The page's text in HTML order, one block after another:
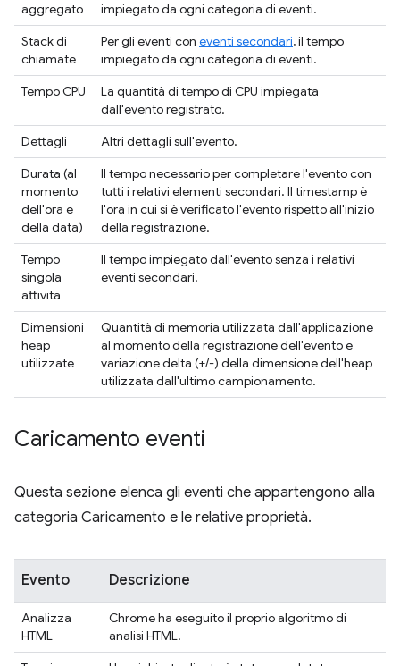
aggregato
impiegato da ogni categoria di eventi.
Stack di
chiamate
Per gli eventi con eventi secondari, il tempo
impiegato da ogni categoria di eventi.
Tempo CPU
La quantità di tempo di CPU impiegata
dall'evento registrato.
Dettagli
Altri dettagli sull'evento.
Durata (al
momento
dell'ora e
della data)
Il tempo necessario per completare l'evento con
tutti i relativi elementi secondari. Il timestamp è
l'ora in cui si è verificato l'evento rispetto all'inizio
della registrazione.
Tempo
singola
attività
Il tempo impiegato dall'evento senza i relativi
eventi secondari.
Dimensioni
heap
utilizzate
Quantità di memoria utilizzata dall'applicazione
al momento della registrazione dell'evento e
variazione delta (+/-) della dimensione dell'heap
utilizzata dall'ultimo campionamento.
Caricamento eventi
Questa sezione elenca gli eventi che appartengono alla
categoria Caricamento e le relative proprietà.
Evento Descrizione
Analizza
HTML
Chrome ha eseguito il proprio algoritmo di
analisi HTML.